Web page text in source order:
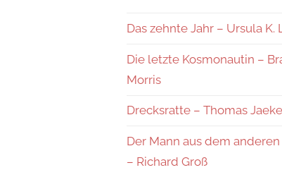
Das zehnte Jahr – Ursula K.
Die letzte Kosmonautin –
Morris
Drecksratte – Thomas
Der Mann aus dem
– Richard Groß